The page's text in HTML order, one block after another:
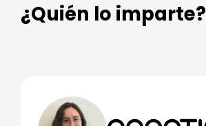
¿Quién lo imparte?